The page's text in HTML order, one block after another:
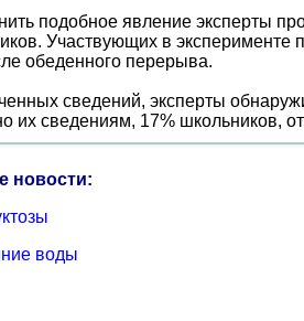
подобное явление эксперты
Участвующих в эксперименте
обеденного перерыва.
сведений, эксперты
их сведениям, 17% школьников,
новости:
воды